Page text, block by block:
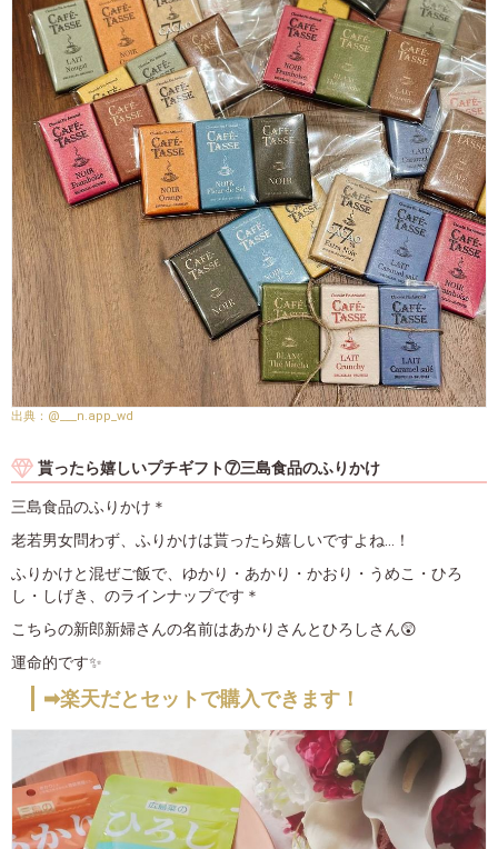
@___n.app_wd
貰ったら嬉しいプチギフト⑦三島食品のふりかけ
三島食品のふりかけ＊
老若男女問わず、ふりかけは貰ったら嬉しいですよね…！
ふりかけと混ぜご飯で、ゆかり・あかり・かおり・うめこ・ひろ
し・しげき、のラインナップです＊
こちらの新郎新婦さんの名前はあかりさんとひろしさん😲
運命的です✨
➡楽天だとセットで購入できます！